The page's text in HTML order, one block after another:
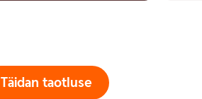
Täidan taotluse